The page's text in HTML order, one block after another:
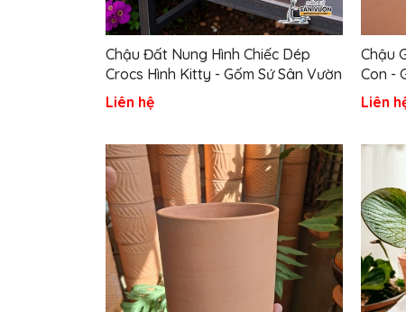
Chậu Đất Nung Hình Chiếc Dép
Crocs Hình Kitty - Gốm Sứ Sân Vườn
Liên hệ
Chậu
Con -
Liên